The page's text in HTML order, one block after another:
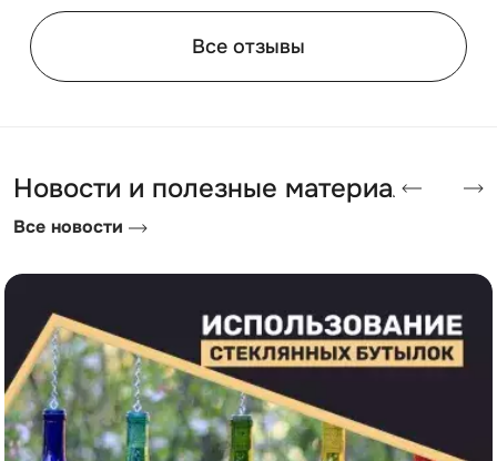
Все отзывы
Новости и полезные материалы
Все новости